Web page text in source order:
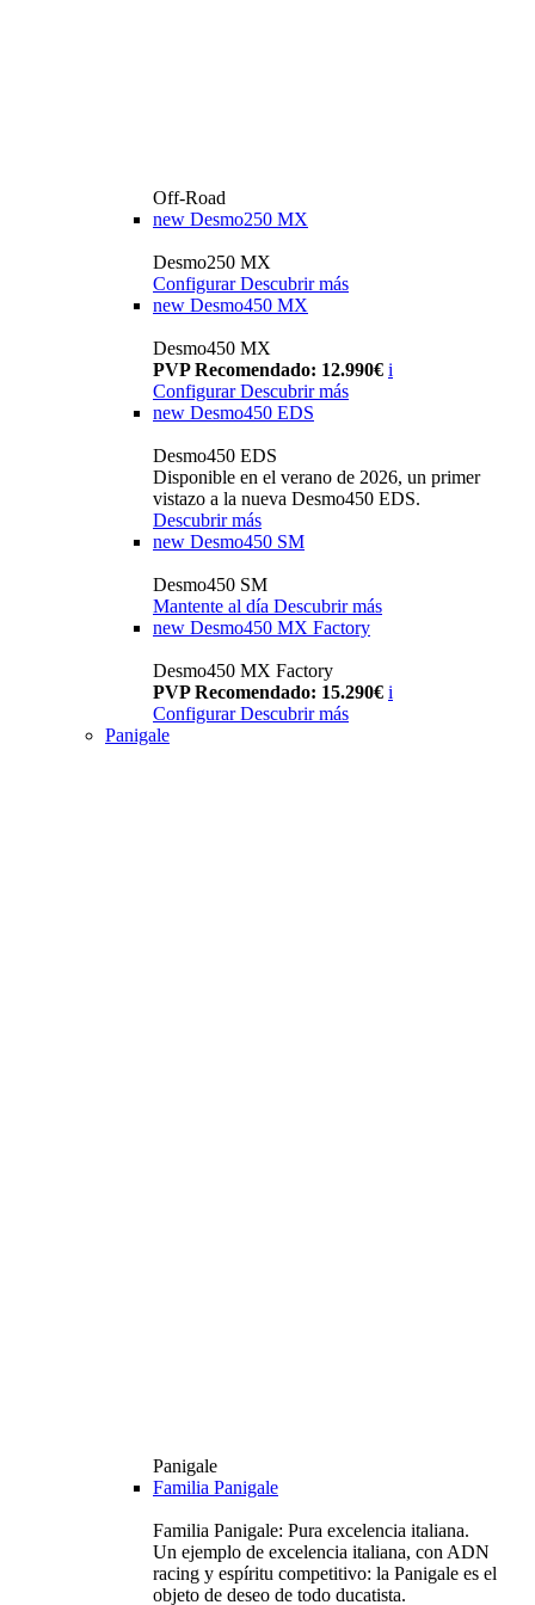
Off-Road
new Desmo250 MX
Desmo250 MX
Configurar Descubrir más
new Desmo450 MX
Desmo450 MX
PVP Recomendado: 12.990€ i
Configurar Descubrir más
new Desmo450 EDS
Desmo450 EDS
Disponible en el verano de 2026, un primer
vistazo a la nueva Desmo450 EDS.
Descubrir más
new Desmo450 SM
Desmo450 SM
Mantente al día Descubrir más
new Desmo450 MX Factory
Desmo450 MX Factory
PVP Recomendado: 15.290€ i
Configurar Descubrir más
Panigale
Panigale
Familia Panigale
Familia Panigale: Pura excelencia italiana.
Un ejemplo de excelencia italiana, con ADN
racing y espíritu competitivo: la Panigale es el
objeto de deseo de todo ducatista.